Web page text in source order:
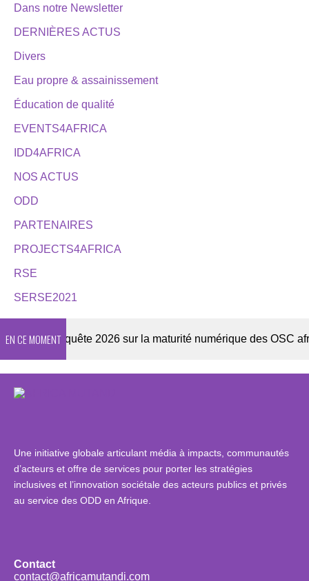
Dans notre Newsletter
DERNIÈRES ACTUS
Divers
Eau propre & assainissement
Éducation de qualité
EVENTS4AFRICA
IDD4AFRICA
NOS ACTUS
ODD
PARTENAIRES
PROJECTS4AFRICA
RSE
SERSE2021
EN CE MOMENT
Enquête 2026 sur la maturité numérique des OSC
Une initiative globale articulant média à impacts, communautés
d’acteurs et offre de services pour porter les stratégies
inclusives et l’innovation sociétale des acteurs publics et privés
au service des ODD en Afrique.
Contact
contact@africamutandi.com